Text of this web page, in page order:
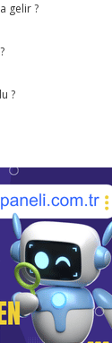
gelir ?
?